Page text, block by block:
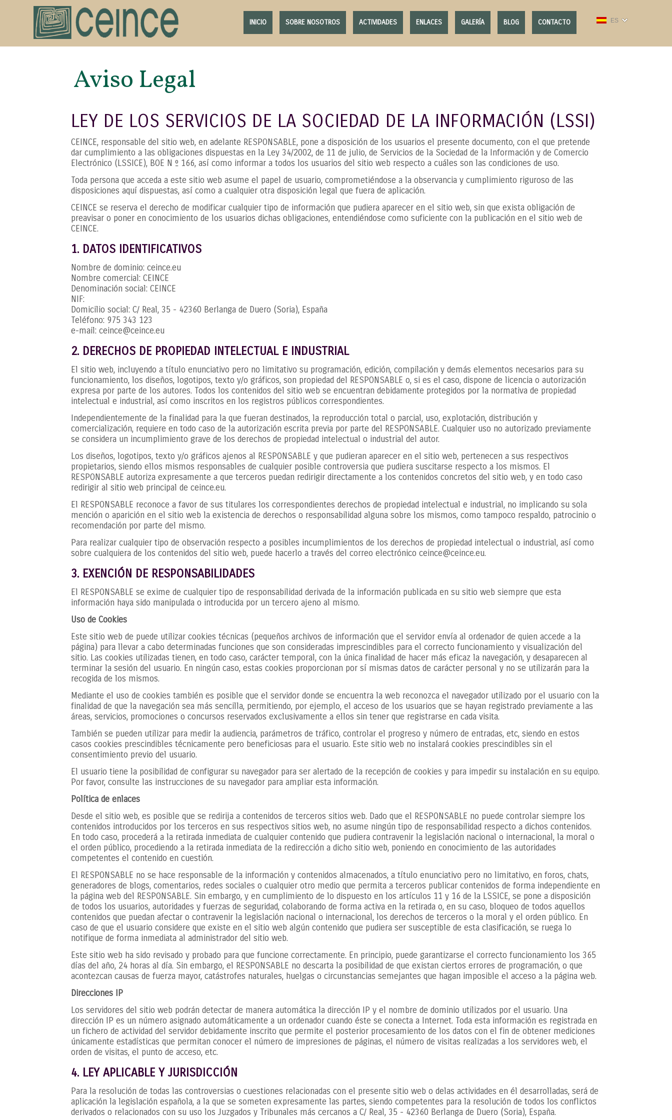
ES
INICIO SOBRE NOSOTROS ACTIVIDADES ENLACES GALERÍA BLOG CONTACTO
Aviso Legal
LEY DE LOS SERVICIOS DE LA SOCIEDAD DE LA INFORMACIÓN (LSSI)
CEINCE, responsable del sitio web, en adelante RESPONSABLE, pone a disposición de los usuarios el presente documento, con el que pretende
dar cumplimiento a las obligaciones dispuestas en la Ley 34/2002, de 11 de julio, de Servicios de la Sociedad de la Información y de Comercio
Electrónico (LSSICE), BOE N º 166, así como informar a todos los usuarios del sitio web respecto a cuáles son las condiciones de uso.
Toda persona que acceda a este sitio web asume el papel de usuario, comprometiéndose a la observancia y cumplimiento riguroso de las
disposiciones aquí dispuestas, así como a cualquier otra disposición legal que fuera de aplicación.
CEINCE se reserva el derecho de modificar cualquier tipo de información que pudiera aparecer en el sitio web, sin que exista obligación de
preavisar o poner en conocimiento de los usuarios dichas obligaciones, entendiéndose como suficiente con la publicación en el sitio web de
CEINCE.
1. DATOS IDENTIFICATIVOS
Nombre de dominio: ceince.eu
Nombre comercial: CEINCE
Denominación social: CEINCE
NIF:
Domicilio social: C/ Real, 35 - 42360 Berlanga de Duero (Soria), España
Teléfono: 975 343 123
e-mail: ceince@ceince.eu
2. DERECHOS DE PROPIEDAD INTELECTUAL E INDUSTRIAL
El sitio web, incluyendo a título enunciativo pero no limitativo su programación, edición, compilación y demás elementos necesarios para su
funcionamiento, los diseños, logotipos, texto y/o gráficos, son propiedad del RESPONSABLE o, si es el caso, dispone de licencia o autorización
expresa por parte de los autores. Todos los contenidos del sitio web se encuentran debidamente protegidos por la normativa de propiedad
intelectual e industrial, así como inscritos en los registros públicos correspondientes.
Independientemente de la finalidad para la que fueran destinados, la reproducción total o parcial, uso, explotación, distribución y
comercialización, requiere en todo caso de la autorización escrita previa por parte del RESPONSABLE. Cualquier uso no autorizado previamente
se considera un incumplimiento grave de los derechos de propiedad intelectual o industrial del autor.
Los diseños, logotipos, texto y/o gráficos ajenos al RESPONSABLE y que pudieran aparecer en el sitio web, pertenecen a sus respectivos
propietarios, siendo ellos mismos responsables de cualquier posible controversia que pudiera suscitarse respecto a los mismos. El
RESPONSABLE autoriza expresamente a que terceros puedan redirigir directamente a los contenidos concretos del sitio web, y en todo caso
redirigir al sitio web principal de ceince.eu.
El RESPONSABLE reconoce a favor de sus titulares los correspondientes derechos de propiedad intelectual e industrial, no implicando su sola
mención o aparición en el sitio web la existencia de derechos o responsabilidad alguna sobre los mismos, como tampoco respaldo, patrocinio o
recomendación por parte del mismo.
Para realizar cualquier tipo de observación respecto a posibles incumplimientos de los derechos de propiedad intelectual o industrial, así como
sobre cualquiera de los contenidos del sitio web, puede hacerlo a través del correo electrónico ceince@ceince.eu.
3. EXENCIÓN DE RESPONSABILIDADES
El RESPONSABLE se exime de cualquier tipo de responsabilidad derivada de la información publicada en su sitio web siempre que esta
información haya sido manipulada o introducida por un tercero ajeno al mismo.
Uso de Cookies
Este sitio web de puede utilizar cookies técnicas (pequeños archivos de información que el servidor envía al ordenador de quien accede a la
página) para llevar a cabo determinadas funciones que son consideradas imprescindibles para el correcto funcionamiento y visualización del
sitio. Las cookies utilizadas tienen, en todo caso, carácter temporal, con la única finalidad de hacer más eficaz la navegación, y desaparecen al
terminar la sesión del usuario. En ningún caso, estas cookies proporcionan por sí mismas datos de carácter personal y no se utilizarán para la
recogida de los mismos.
Mediante el uso de cookies también es posible que el servidor donde se encuentra la web reconozca el navegador utilizado por el usuario con la
finalidad de que la navegación sea más sencilla, permitiendo, por ejemplo, el acceso de los usuarios que se hayan registrado previamente a las
áreas, servicios, promociones o concursos reservados exclusivamente a ellos sin tener que registrarse en cada visita.
También se pueden utilizar para medir la audiencia, parámetros de tráfico, controlar el progreso y número de entradas, etc, siendo en estos
casos cookies prescindibles técnicamente pero beneficiosas para el usuario. Este sitio web no instalará cookies prescindibles sin el
consentimiento previo del usuario.
El usuario tiene la posibilidad de configurar su navegador para ser alertado de la recepción de cookies y para impedir su instalación en su equipo.
Por favor, consulte las instrucciones de su navegador para ampliar esta información.
Política de enlaces
Desde el sitio web, es posible que se redirija a contenidos de terceros sitios web. Dado que el RESPONSABLE no puede controlar siempre los
contenidos introducidos por los terceros en sus respectivos sitios web, no asume ningún tipo de responsabilidad respecto a dichos contenidos.
En todo caso, procederá a la retirada inmediata de cualquier contenido que pudiera contravenir la legislación nacional o internacional, la moral o
el orden público, procediendo a la retirada inmediata de la redirección a dicho sitio web, poniendo en conocimiento de las autoridades
competentes el contenido en cuestión.
El RESPONSABLE no se hace responsable de la información y contenidos almacenados, a título enunciativo pero no limitativo, en foros, chats,
generadores de blogs, comentarios, redes sociales o cualquier otro medio que permita a terceros publicar contenidos de forma independiente en
la página web del RESPONSABLE. Sin embargo, y en cumplimiento de lo dispuesto en los artículos 11 y 16 de la LSSICE, se pone a disposición
de todos los usuarios, autoridades y fuerzas de seguridad, colaborando de forma activa en la retirada o, en su caso, bloqueo de todos aquellos
contenidos que puedan afectar o contravenir la legislación nacional o internacional, los derechos de terceros o la moral y el orden público. En
caso de que el usuario considere que existe en el sitio web algún contenido que pudiera ser susceptible de esta clasificación, se ruega lo
notifique de forma inmediata al administrador del sitio web.
Este sitio web ha sido revisado y probado para que funcione correctamente. En principio, puede garantizarse el correcto funcionamiento los 365
días del año, 24 horas al día. Sin embargo, el RESPONSABLE no descarta la posibilidad de que existan ciertos errores de programación, o que
acontezcan causas de fuerza mayor, catástrofes naturales, huelgas o circunstancias semejantes que hagan imposible el acceso a la página web.
Direcciones IP
Los servidores del sitio web podrán detectar de manera automática la dirección IP y el nombre de dominio utilizados por el usuario. Una
dirección IP es un número asignado automáticamente a un ordenador cuando éste se conecta a Internet. Toda esta información es registrada en
un fichero de actividad del servidor debidamente inscrito que permite el posterior procesamiento de los datos con el fin de obtener mediciones
únicamente estadísticas que permitan conocer el número de impresiones de páginas, el número de visitas realizadas a los servidores web, el
orden de visitas, el punto de acceso, etc.
4. LEY APLICABLE Y JURISDICCIÓN
Para la resolución de todas las controversias o cuestiones relacionadas con el presente sitio web o delas actividades en él desarrolladas, será de
aplicación la legislación española, a la que se someten expresamente las partes, siendo competentes para la resolución de todos los conflictos
derivados o relacionados con su uso los Juzgados y Tribunales más cercanos a C/ Real, 35 - 42360 Berlanga de Duero (Soria), España.